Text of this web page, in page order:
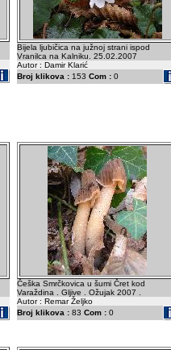
Bijela ljubičica na južnoj strani ispod
Vranilca na Kalniku. 25.02.2007
Autor : Damir Klarić
Broj klikova : 153 Com : 0
Češka Smrčkovica u šumi Čret kod
Varaždina . Gljive . Ožujak 2007 .
Autor : Remar Željko
Broj klikova : 83 Com : 0